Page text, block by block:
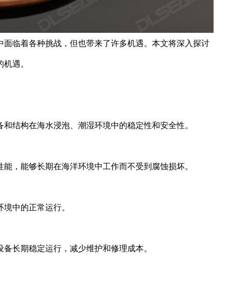
临着各种挑战，但也带来了许多机遇。本文将深入探讨
遇。
结构在海水浸泡、潮湿环境中的稳定性和安全性。
，能够长期在海洋环境中工作而不受到腐蚀损坏。
中的正常运行。
长期稳定运行，减少维护和修理成本。